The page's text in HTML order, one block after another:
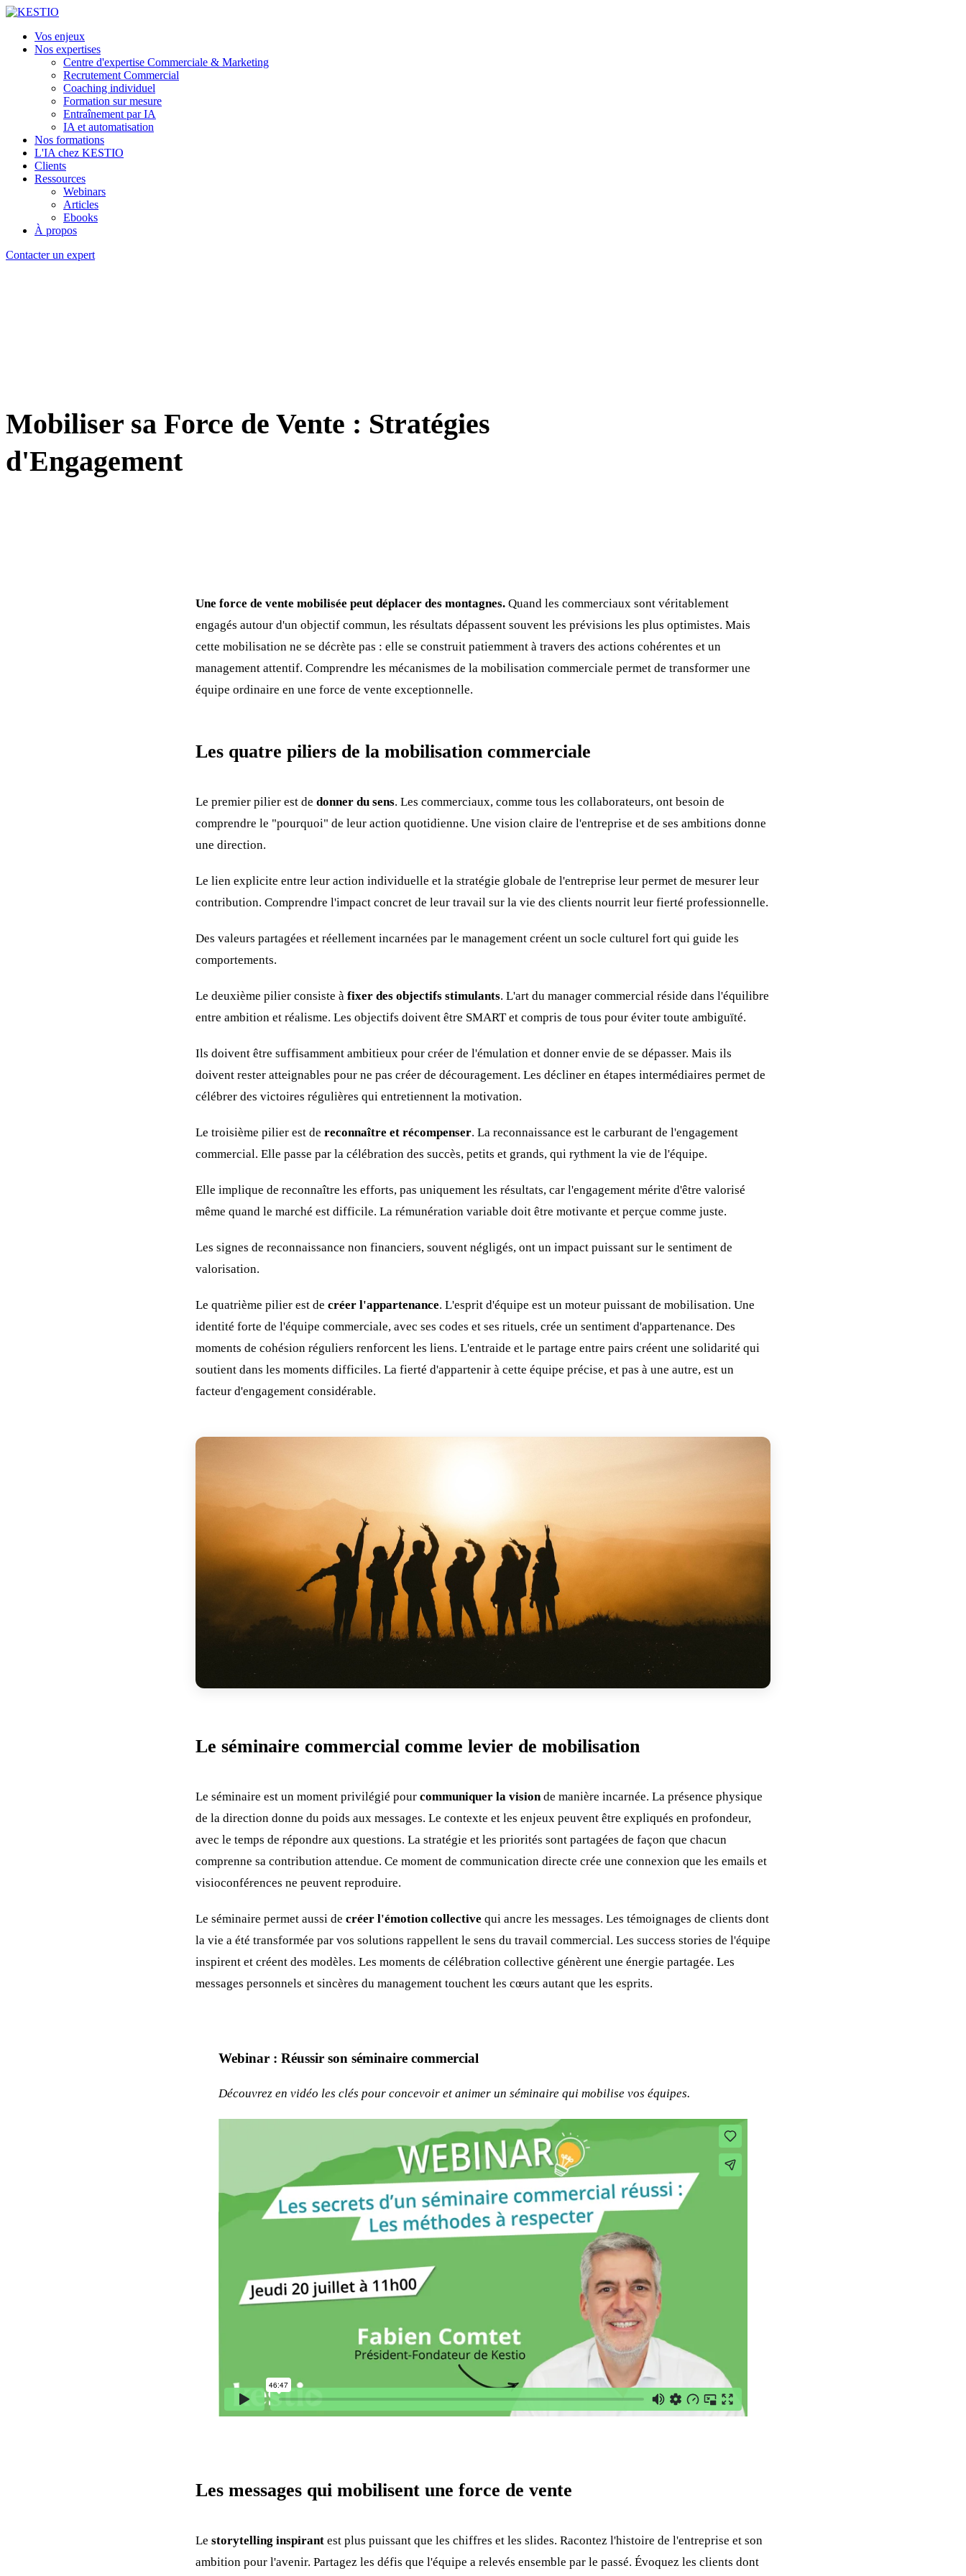
Vos enjeux
Nos expertises
Centre d'expertise Commerciale & Marketing
Recrutement Commercial
Coaching individuel
Formation sur mesure
Entraînement par IA
IA et automatisation
Nos formations
L'IA chez KESTIO
Clients
Ressources
Webinars
Articles
Ebooks
À propos
Contacter un expert
Mobiliser sa Force de Vente : Stratégies
d'Engagement
Une force de vente mobilisée peut déplacer des montagnes. Quand les commerciaux sont véritablement
engagés autour d'un objectif commun, les résultats dépassent souvent les prévisions les plus optimistes. Mais
cette mobilisation ne se décrète pas : elle se construit patiemment à travers des actions cohérentes et un
management attentif. Comprendre les mécanismes de la mobilisation commerciale permet de transformer une
équipe ordinaire en une force de vente exceptionnelle.
Les quatre piliers de la mobilisation commerciale
Le premier pilier est de donner du sens. Les commerciaux, comme tous les collaborateurs, ont besoin de
comprendre le "pourquoi" de leur action quotidienne. Une vision claire de l'entreprise et de ses ambitions donne
une direction.
Le lien explicite entre leur action individuelle et la stratégie globale de l'entreprise leur permet de mesurer leur
contribution. Comprendre l'impact concret de leur travail sur la vie des clients nourrit leur fierté professionnelle.
Des valeurs partagées et réellement incarnées par le management créent un socle culturel fort qui guide les
comportements.
Le deuxième pilier consiste à fixer des objectifs stimulants. L'art du manager commercial réside dans l'équilibre
entre ambition et réalisme. Les objectifs doivent être SMART et compris de tous pour éviter toute ambiguïté.
Ils doivent être suffisamment ambitieux pour créer de l'émulation et donner envie de se dépasser. Mais ils
doivent rester atteignables pour ne pas créer de découragement. Les décliner en étapes intermédiaires permet de
célébrer des victoires régulières qui entretiennent la motivation.
Le troisième pilier est de reconnaître et récompenser. La reconnaissance est le carburant de l'engagement
commercial. Elle passe par la célébration des succès, petits et grands, qui rythment la vie de l'équipe.
Elle implique de reconnaître les efforts, pas uniquement les résultats, car l'engagement mérite d'être valorisé
même quand le marché est difficile. La rémunération variable doit être motivante et perçue comme juste.
Les signes de reconnaissance non financiers, souvent négligés, ont un impact puissant sur le sentiment de
valorisation.
Le quatrième pilier est de créer l'appartenance. L'esprit d'équipe est un moteur puissant de mobilisation. Une
identité forte de l'équipe commerciale, avec ses codes et ses rituels, crée un sentiment d'appartenance. Des
moments de cohésion réguliers renforcent les liens. L'entraide et le partage entre pairs créent une solidarité qui
soutient dans les moments difficiles. La fierté d'appartenir à cette équipe précise, et pas à une autre, est un
facteur d'engagement considérable.
Le séminaire commercial comme levier de mobilisation
Le séminaire est un moment privilégié pour communiquer la visionde manière incarnée. La présence physique
de la direction donne du poids aux messages. Le contexte et les enjeux peuvent être expliqués en profondeur,
avec le temps de répondre aux questions. La stratégie et les priorités sont partagées de façon que chacun
comprenne sa contribution attendue. Ce moment de communication directe crée une connexion que les emails et
visioconférences ne peuvent reproduire.
Le séminaire permet aussi de créer l'émotion collective qui ancre les messages. Les témoignages de clients dont
la vie a été transformée par vos solutions rappellent le sens du travail commercial. Les success stories de l'équipe
inspirent et créent des modèles. Les moments de célébration collective génèrent une énergie partagée. Les
messages personnels et sincères du management touchent les cœurs autant que les esprits.
Webinar : Réussir son séminaire commercial
Découvrez en vidéo les clés pour concevoir et animer un séminaire qui mobilise vos équipes.
Les messages qui mobilisent une force de vente
Le storytelling inspirant est plus puissant que les chiffres et les slides. Racontez l'histoire de l'entreprise et son
ambition pour l'avenir. Partagez les défis que l'équipe a relevés ensemble par le passé. Évoquez les clients dont